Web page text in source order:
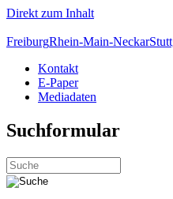
Direkt zum Inhalt
FreiburgRhein-Main-Neckar
Kontakt
E-Paper
Mediadaten
Suchformular